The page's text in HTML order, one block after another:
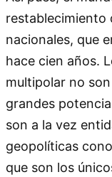
restablecimiento
nacionales, que
hace cien años.
multipolar no
grandes
son a la vez
geopolíticas
que son los